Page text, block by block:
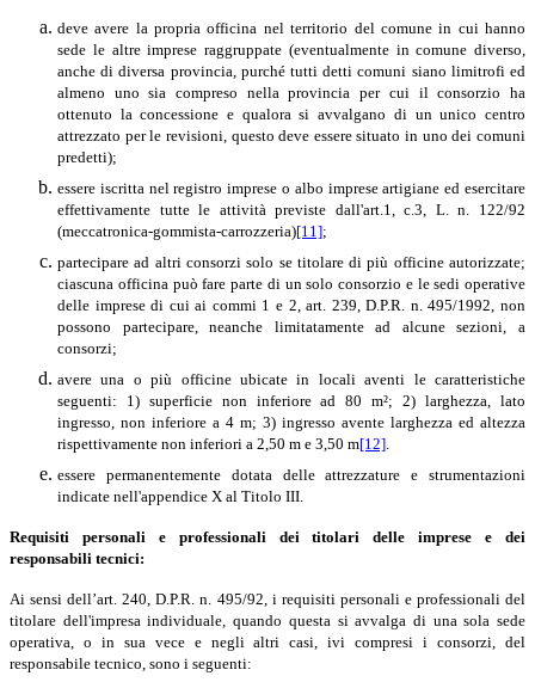
deve avere la propria officina nel territorio del comune in cui hanno
sede le altre imprese raggruppate (eventualmente in comune diverso,
anche di diversa provincia, purché tutti detti comuni siano limitrofi ed
almeno uno sia compreso nella provincia per cui il consorzio ha
ottenuto la concessione e qualora si avvalgano di un unico centro
attrezzato per le revisioni, questo deve essere situato in uno dei comuni
predetti);
essere iscritta nel registro imprese o albo imprese artigiane ed esercitare
effettivamente tutte le attività previste dall'art.1, c.3, L. n. 122/92
(meccatronica-gommista-carrozzeria)[11];
partecipare ad altri consorzi solo se titolare di più officine autorizzate;
ciascuna officina può fare parte di un solo consorzio e le sedi operative
delle imprese di cui ai commi 1 e 2, art. 239, D.P.R. n. 495/1992, non
possono partecipare, neanche limitatamente ad alcune sezioni, a
consorzi;
avere una o più officine ubicate in locali aventi le caratteristiche
seguenti: 1) superficie non inferiore ad 80 m²; 2) larghezza, lato
ingresso, non inferiore a 4 m; 3) ingresso avente larghezza ed altezza
rispettivamente non inferiori a 2,50 m e 3,50 m[12]
essere permanentemente dotata delle attrezzature e strumentazioni
indicate nell'appendice X al Titolo III.
Requisiti personali e professionali dei titolari delle imprese e dei
responsabili tecnici:
Ai sensi dell’art. 240, D.P.R. n. 495/92, i requisiti personali e professionali del
titolare dell'impresa individuale, quando questa si avvalga di una sola sede
operativa, o in sua vece e negli altri casi, ivi compresi i consorzi, del
responsabile tecnico, sono i seguenti: